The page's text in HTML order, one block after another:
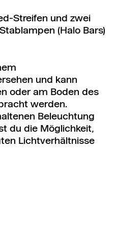
Streifen und zwei
(Halo Bars)
und kann
oder am Boden des
werden.
Beleuchtung
du die Möglichkeit,
Lichtverhältnisse